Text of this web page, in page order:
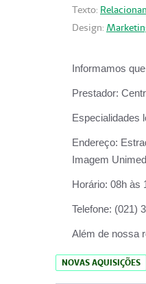
Texto:
Design:
Informamos
Prestador:
Especialidades
Endereço:
Imagem
Horário: 08h às
Telefone: (021)
Além de nossa
NOVAS AQUISIÇÕES